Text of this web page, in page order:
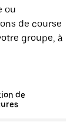
ou
de course
groupe, à
de